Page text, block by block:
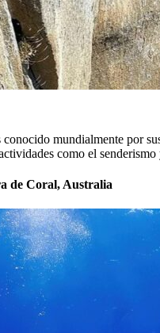
mundialmente por
como el
de Coral, Australia